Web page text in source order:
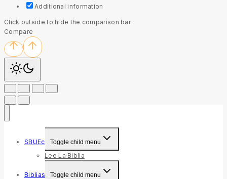
Additional information
Click outside to hide the comparison bar
Compare
SBUEc Toggle child menu
Lee La Biblia
Biblias Toggle child menu